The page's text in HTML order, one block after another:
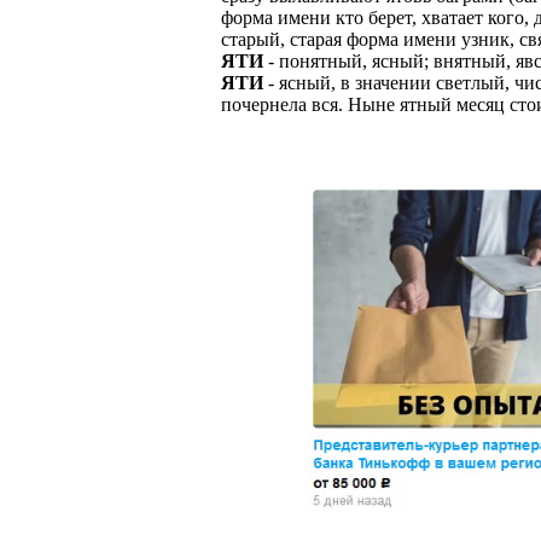
ПРОЦЕСС
приглашение от
работодателем
Лицензия по
ВОЗМОЖНО
Также
А также
упаковщик,
# работа за
# работа за
#
#
ЗАДАЧИ
Доставлять
Подписывать
установке
Пожалуйста,
Опыт не нужен,
региональный
курьер
В таких
Открытие,
А также в
В
форма имени кто берет, хватает
старый, старая форма имени узник,
ЯТИ- понятный, ясный; внятный,
ЯТИ- ясный, в значении светлый,
почернела вся. Ныне ятный месяц